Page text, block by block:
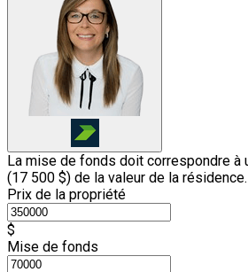
La mise de fonds doit correspondre à
(17 500 $) de la valeur de la résidence.
Prix de la propriété
$
Mise de fonds